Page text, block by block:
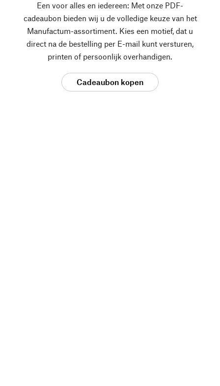
Een voor alles en iedereen: Met onze PDF-
cadeaubon bieden wij u de volledige keuze van het
Manufactum-assortiment. Kies een motief, dat u
direct na de bestelling per E-mail kunt versturen,
printen of persoonlijk overhandigen.
Cadeaubon kopen